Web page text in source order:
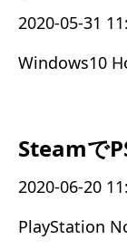
2020-05-31
Steamで
2020-06-20
PlayStation